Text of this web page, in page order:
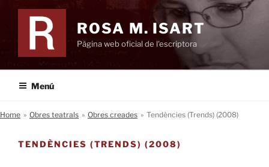
contingut
ROSA M. ISART
Pàgina web oficial de l'escriptora
Menú
Home » Obres teatrals » Obres creades » Tendències (Trends) (2008)
TENDÈNCIES (TRENDS) (2008)